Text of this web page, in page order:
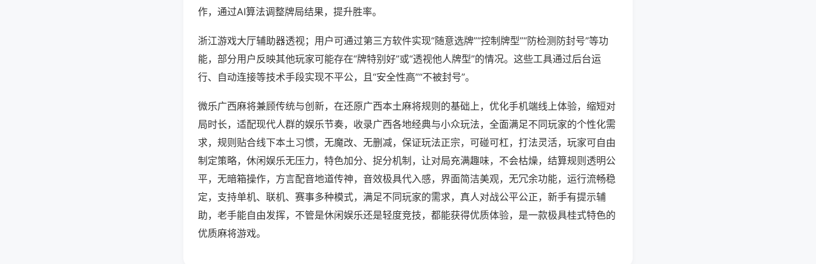
作，通过AI算法调整牌局结果，提升胜率。
浙江游戏大厅辅助器透视；用户可通过第三方软件实现“随意选牌”“控制牌型”“防检测防封号”等功
能，部分用户反映其他玩家可能存在“牌特别好”或“透视他人牌型”的情况。这些工具通过后台运
行、自动连接等技术手段实现不平公，且“安全性高”“不被封号”。
微乐广西麻将兼顾传统与创新，在还原广西本土麻将规则的基础上，优化手机端线上体验，缩短对
局时长，适配现代人群的娱乐节奏，收录广西各地经典与小众玩法，全面满足不同玩家的个性化需
求，规则贴合线下本土习惯，无魔改、无删减，保证玩法正宗，可碰可杠，打法灵活，玩家可自由
制定策略，休闲娱乐无压力，特色加分、捉分机制，让对局充满趣味，不会枯燥，结算规则透明公
平，无暗箱操作，方言配音地道传神，音效极具代入感，界面简洁美观，无冗余功能，运行流畅稳
定，支持单机、联机、赛事多种模式，满足不同玩家的需求，真人对战公平公正，新手有提示辅
助，老手能自由发挥，不管是休闲娱乐还是轻度竞技，都能获得优质体验，是一款极具桂式特色的
优质麻将游戏。